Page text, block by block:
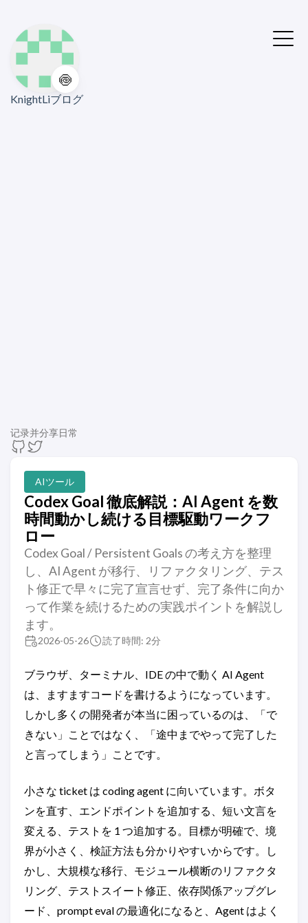
🍥
KnightLiブログ
记录并分享日常
AIツール
Codex Goal 徹底解説：AI Agent を数
時間動かし続ける目標駆動ワークフ
ロー
Codex Goal / Persistent Goals の考え方を整理
し、AI Agent が移行、リファクタリング、テス
ト修正で早々に完了宣言せず、完了条件に向か
って作業を続けるための実践ポイントを解説し
ます。
2026-05-26 読了時間: 2分
ブラウザ、ターミナル、IDE の中で動く AI Agent
は、ますますコードを書けるようになっています。
しかし多くの開発者が本当に困っているのは、「で
きない」ことではなく、「途中までやって完了した
と言ってしまう」ことです。
小さな ticket は coding agent に向いています。ボタ
ンを直す、エンドポイントを追加する、短い文言を
変える、テストを 1 つ追加する。目標が明確で、境
界が小さく、検証方法も分かりやすいからです。し
かし、大規模な移行、モジュール横断のリファクタ
リング、テストスイート修正、依存関係アップグレ
ード、prompt eval の最適化になると、Agent はよく